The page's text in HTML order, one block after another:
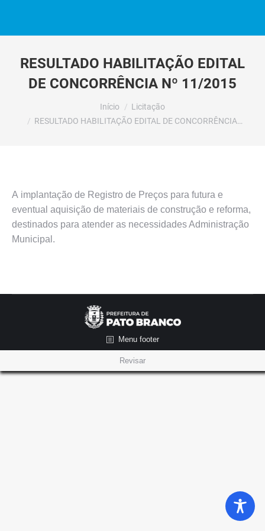
RESULTADO HABILITAÇÃO EDITAL
DE CONCORRÊNCIA Nº 11/2015
Início
Licitação
RESULTADO HABILITAÇÃO EDITAL DE CONCORRÊNCIA…
A implantação de Registro de Preços para futura e
eventual aquisição de materiais de construção e reforma,
destinados para atender as necessidades Administração
Municipal.
Menu footer
Revisar